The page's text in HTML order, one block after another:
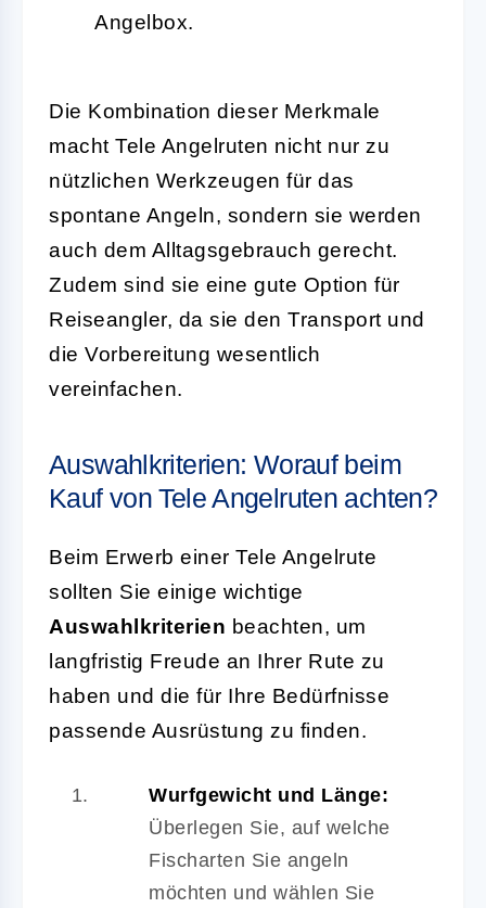
Angelbox.
Die Kombination dieser Merkmale
macht Tele Angelruten nicht nur zu
nützlichen Werkzeugen für das
spontane Angeln, sondern sie werden
auch dem Alltagsgebrauch gerecht.
Zudem sind sie eine gute Option für
Reiseangler, da sie den Transport und
die Vorbereitung wesentlich
vereinfachen.
Auswahlkriterien: Worauf beim
Kauf von Tele Angelruten achten?
Beim Erwerb einer Tele Angelrute
sollten Sie einige wichtige
Auswahlkriterien beachten, um
langfristig Freude an Ihrer Rute zu
haben und die für Ihre Bedürfnisse
passende Ausrüstung zu finden.
Wurfgewicht und Länge:
Überlegen Sie, auf welche
Fischarten Sie angeln
möchten und wählen Sie